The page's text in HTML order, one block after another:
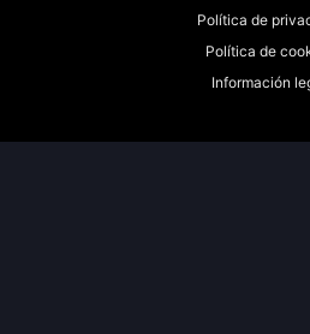
Política de
Política de
Información